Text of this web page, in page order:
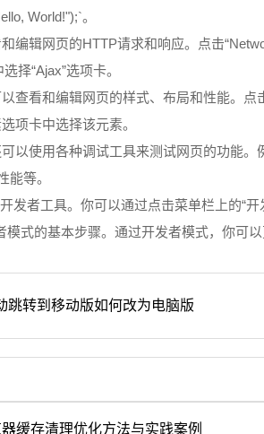
World!");`。
编辑网页的HTTP请求和响应。点击
择“Ajax”选项卡。
查看和编辑网页的样式、布局和性能。
项卡中选择该元素。
以使用各种调试工具来测试网页的功能
能等。
发者工具。你可以通过点击菜单栏上的“
式的基本步骤。通过开发者模式，你可
跳转到移动版如何改为电脑版
缓存清理优化方法与实践案例